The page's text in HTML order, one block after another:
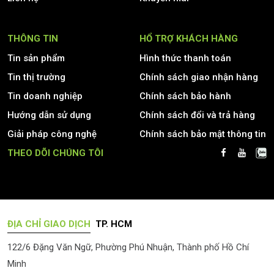
THÔNG TIN
Tin sản phẩm
Tin thị trường
Tin doanh nghiệp
Hướng dẫn sử dụng
Giải pháp công nghệ
HỔ TRỢ KHÁCH HÀNG
Hình thức thanh toán
Chính sách giao nhận hàng
Chính sách bảo hành
Chính sách đổi và trả hàng
Chính sách bảo mật thông tin
THEO DÕI CHÚNG TÔI
ĐỊA CHỈ GIAO DỊCH TP. HCM
122/6 Đặng Văn Ngữ, Phường Phú Nhuận, Thành phố Hồ Chí
Minh